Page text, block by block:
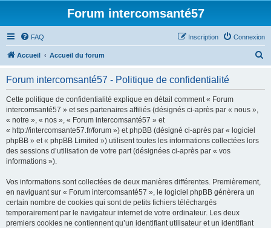
Forum intercomsanté57
FAQ Connexion
Inscription
Accueil Accueil du forum
Forum intercomsanté57 - Politique de confidentialité
Cette politique de confidentialité explique en détail comment « Forum
intercomsanté57 » et ses partenaires affiliés (désignés ci-après par « nous »,
« notre », « nos », « Forum intercomsanté57 » et
« http://intercomsante57.fr/forum ») et phpBB (désigné ci-après par « logiciel
phpBB » et « phpBB Limited ») utilisent toutes les informations collectées lors
des sessions d’utilisation de votre part (désignées ci-après par « vos
informations »).
Vos informations sont collectées de deux manières différentes. Premièrement,
en naviguant sur « Forum intercomsanté57 », le logiciel phpBB génèrera un
certain nombre de cookies qui sont de petits fichiers téléchargés
temporairement par le navigateur internet de votre ordinateur. Les deux
premiers cookies ne contiennent qu’un identifiant utilisateur et un identifiant